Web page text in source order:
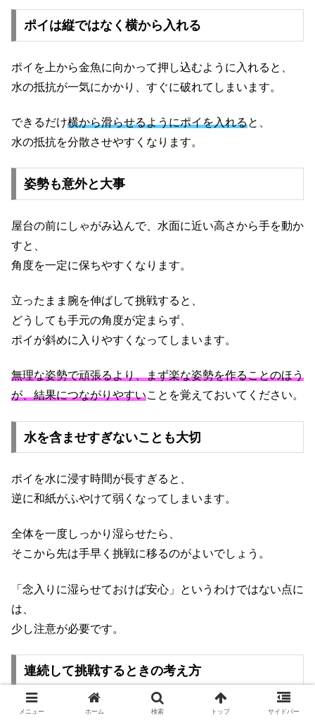
ポイは縦ではなく横から入れる
ポイを上から金魚に向かって押し込むように入れると、
水の抵抗が一気にかかり、すぐに破れてしまいます。
できるだけ横から滑らせるようにポイを入れると、
水の抵抗を分散させやすくなります。
姿勢も意外と大事
屋台の前にしゃがみ込んで、水面に近い高さから手を動か
すと、
角度を一定に保ちやすくなります。
立ったまま腕を伸ばして挑戦すると、
どうしても手元の角度が定まらず、
ポイが斜めに入りやすくなってしまいます。
無理な姿勢で頑張るより、まず楽な姿勢を作ることのほう
が、結果につながりやすいことを覚えておいてください。
水を含ませすぎないことも大切
ポイを水に浸す時間が長すぎると、
逆に和紙がふやけて弱くなってしまいます。
全体を一度しっかり湿らせたら、
そこから先は手早く挑戦に移るのがよいでしょう。
「念入りに湿らせておけば安心」というわけではない点に
は、
少し注意が必要です。
連続して挑戦するときの考え方
1枚のポイで複数匹をすくおうとすると、
メニュー ホーム 検索 トップ サイドバー